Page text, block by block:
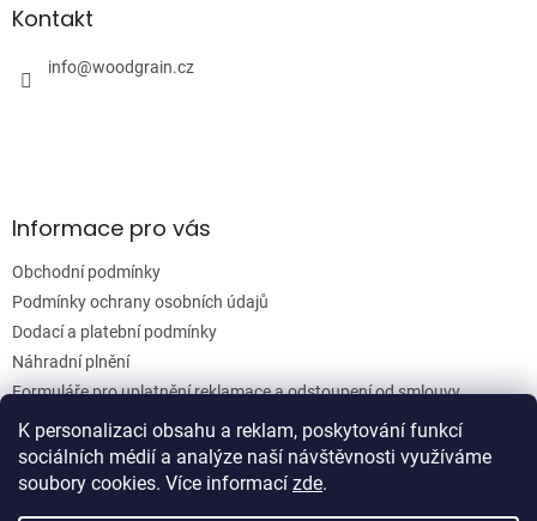
K personalizaci obsahu a reklam, poskytování funkcí
sociálních médií a analýze naší návštěvnosti využíváme
soubory cookies. Více informací zde.
aKontakt
info@woodgrain.cz
Informace pro vás
Obchodní podmínky
Podmínky ochrany osobních údajů
Dodací a platební podmínky
Náhradní plnění
Formuláře pro uplatnění reklamace a odstoupení od smlouvy
Moje objednávka